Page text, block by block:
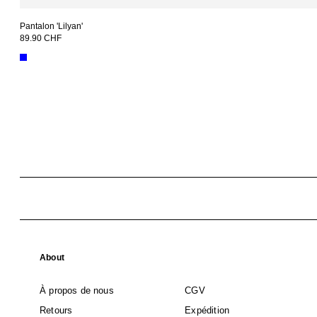
Pantalon 'Lilyan'
89.90 CHF
About
À propos de nous
CGV
Retours
Expédition